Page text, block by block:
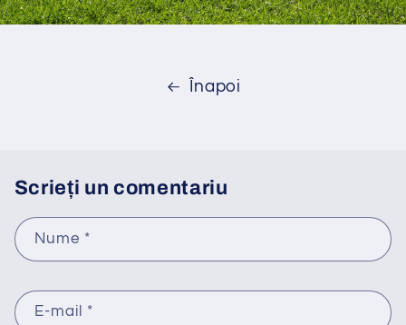
Înapoi
Scrieți un comentariu
Nume *
E-mail *